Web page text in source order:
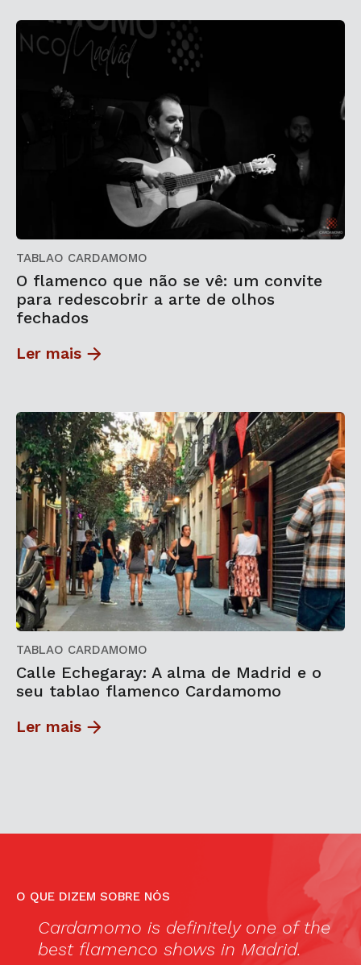
TABLAO CARDAMOMO
O flamenco que não se vê: um convite
para redescobrir a arte de olhos
fechados
Ler mais
TABLAO CARDAMOMO
Calle Echegaray: A alma de Madrid e o
seu tablao flamenco Cardamomo
Ler mais
O QUE DIZEM SOBRE NÓS
Cardamomo is definitely one of the
best flamenco shows in Madrid.